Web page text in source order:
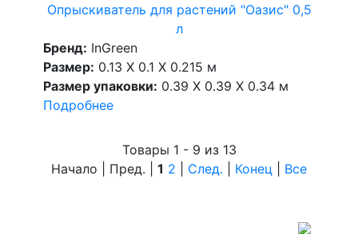
Опрыскиватель для растений "Оазис" 0,5
л
Бренд: InGreen
Размер: 0.13 X 0.1 X 0.215 м
Размер упаковки: 0.39 X 0.39 X 0.34 м
Подробнее
Товары 1 - 9 из 13
Начало | Пред. | 1 2 След. Конец Все